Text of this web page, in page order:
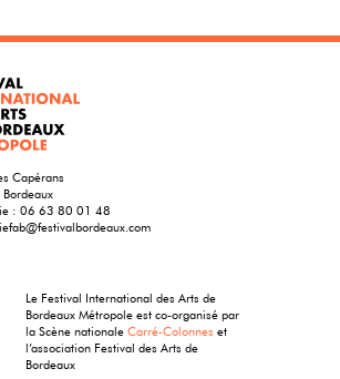
Capérans
: 06 63 80 01 48
Le Festival International des Arts de
Bordeaux Métropole est co-organisé par
la Scène nationaleCarré-Colonnes et
l’association Festival des Arts de
Bordeaux